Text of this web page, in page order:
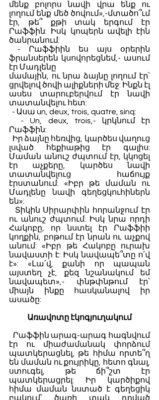
մենք բոլորս նավի վրա ենք ու
լողում ենք մեծ ծովում»,-մտածո՞ւմ
էր, թե՞ քթի տակ երգում էր
Րաֆֆին: Իսկ կոպերն ավելի էին
ծանրանում:
ֆրանսերեն կսովորեցնեմ,- ասում
էր Մադլենը
մամային, ու նրա ձայնը լողում էր՝
ցրվելով ծովի ալիքների մեջ: Ինքն էլ
ասես տարուբերվում էր նավի
տատանվելու հետ:
  - Ասա un, deux, trois, quatre, sinq:
Րաֆֆին:
լսված հեքիաթից էր գալիս:
Մաման անուշ ժպտում էր, կկոցել
էր աչքերը, կարծես նավի
տատանվելուց հաճույք
էրստանում: «Իբր թե մաման ու
Մադլենը նավի գեղեցկուհիներն
են»:
ու անուշ ժպտում: Իսկ նրա որդի
Հակոբը, որ նստել էր Րաֆֆիի
կողքին, բոթում էր նրան ու աչքով
անում: «Իբր թե Հակոբը ուրախ
նավաստի է: Իսկ նավապե՞տը ո՛վ
է»: «Լա՛վ, քանի որ պապան
այստեղ չէ, քեզ նշանակում եմ
նավապետ»,- փնթփնթում էր՝
միայն ինքը հասկանալով իր
ասածը:
Առավոտը էկոգյուղակում
էր ու միաժամանակ փորձում
պատկերացնել, թե հիմա որտե՞ղ
են մաման ու քույրիկը, հետո գնալ,
ստուգել, թե ճի՞շտ էր
պատկերացրել: Իր կարծիքով
հիմա մաման նստած է գեղեցիկ
բակում՝ ծառի տակ դրված